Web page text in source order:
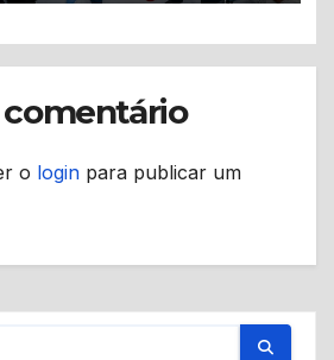
o login para publicar um